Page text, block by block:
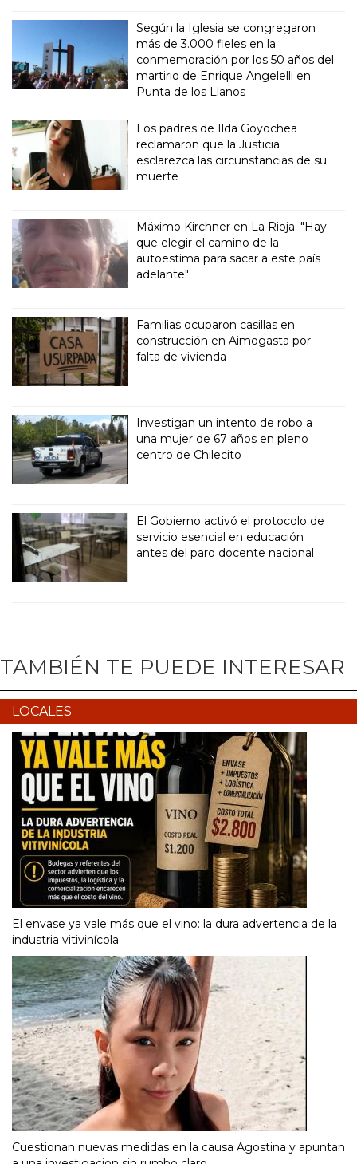
Según la Iglesia se congregaron
más de 3.000 fieles en la
conmemoración por los 50 años del
martirio de Enrique Angelelli en
Punta de los Llanos
Los padres de Ilda Goyochea
reclamaron que la Justicia
esclarezca las circunstancias de su
muerte
Máximo Kirchner en La Rioja: "Hay
que elegir el camino de la
autoestima para sacar a este país
adelante"
Familias ocuparon casillas en
construcción en Aimogasta por
falta de vivienda
Investigan un intento de robo a
una mujer de 67 años en pleno
centro de Chilecito
El Gobierno activó el protocolo de
servicio esencial en educación
antes del paro docente nacional
TAMBIÉN TE PUEDE INTERESAR
LOCALES
El envase ya vale más que el vino: la dura advertencia de la
industria vitivinícola
Cuestionan nuevas medidas en la causa Agostina y apuntan